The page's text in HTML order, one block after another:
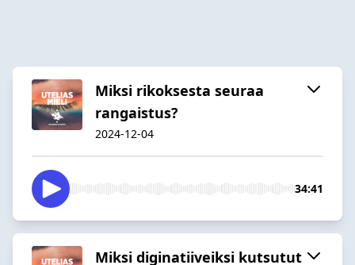
Miksi rikoksesta seuraa
rangaistus?
2024-12-04
34:41
Miksi diginatiiveiksi kutsutut